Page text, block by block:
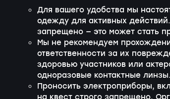
Для вашего удобства мы
одежду для активных
запрещено — это может стать
Мы не рекомендуем
ответственности за их
здоровью участников или
одноразовые контактные линзы.
Проносить электроприборы,